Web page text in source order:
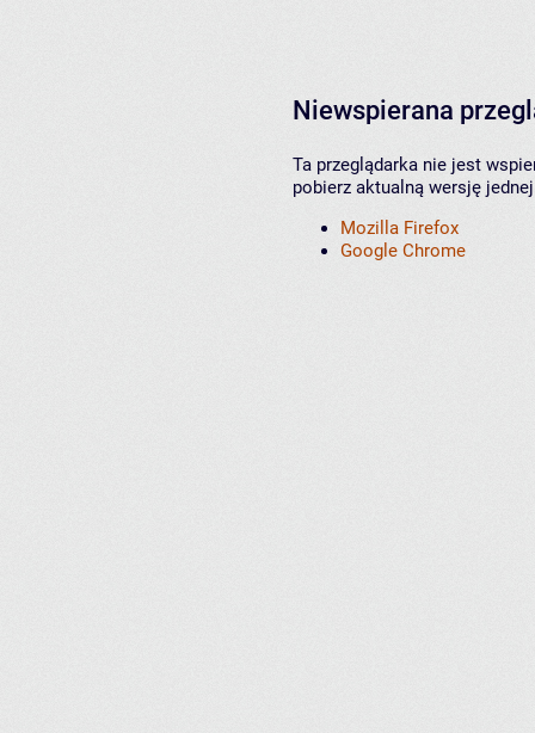
Niewspierana
Ta przeglądarka nie jest
pobierz aktualną wersję
Mozilla Firefox
Google Chrome